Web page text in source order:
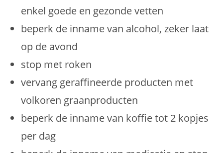
enkel goede en gezonde vetten
beperk de inname van alcohol, zeker laat
op de avond
stop met roken
vervang geraffineerde producten met
volkoren graanproducten
beperk de inname van koffie tot 2 kopjes
per dag